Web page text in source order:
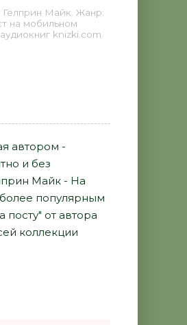
Гелприн Майк. Жанр:
на мобильном
knizki.com.
автором -
и без
Майк - На
популярным
от автора
коллекции